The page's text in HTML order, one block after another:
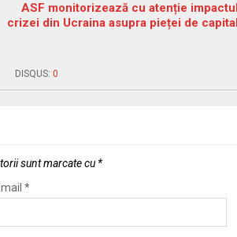
ASF monitorizează cu atenție impactul
crizei din Ucraina asupra pieței de capital
DISQUS: 0
sunt marcate cu *
*